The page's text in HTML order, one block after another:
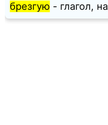
брезгую - глагол,